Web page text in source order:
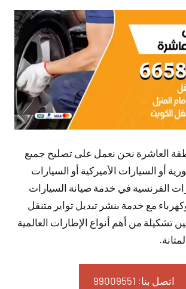
توجد
تعليقات
العاشرة نحن نعمل على تصليح جميع
أو السيارات الأميركية أو السيارات
الفرنسية في خدمة صيانة السيارات
مع خدمة بنشر تبديل تواير متنقل
تشكيلة من أهم أنواع الإطارات العالمية
اتصل بنا: 99009551‬